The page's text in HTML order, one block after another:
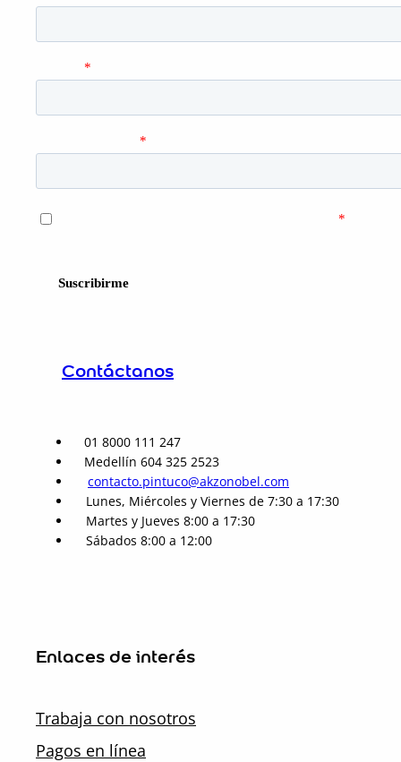
Contáctanos
01 8000 111 247
Medellín 604 325 2523
contacto.pintuco@akzonobel.com
Lunes, Miércoles y Viernes de 7:30 a 17:30
Martes y Jueves 8:00 a 17:30
Sábados 8:00 a 12:00
Enlaces de interés
Trabaja con nosotros
Pagos en línea